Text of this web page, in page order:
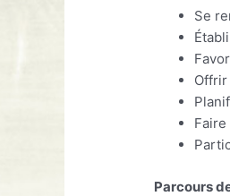
Se
Parcours